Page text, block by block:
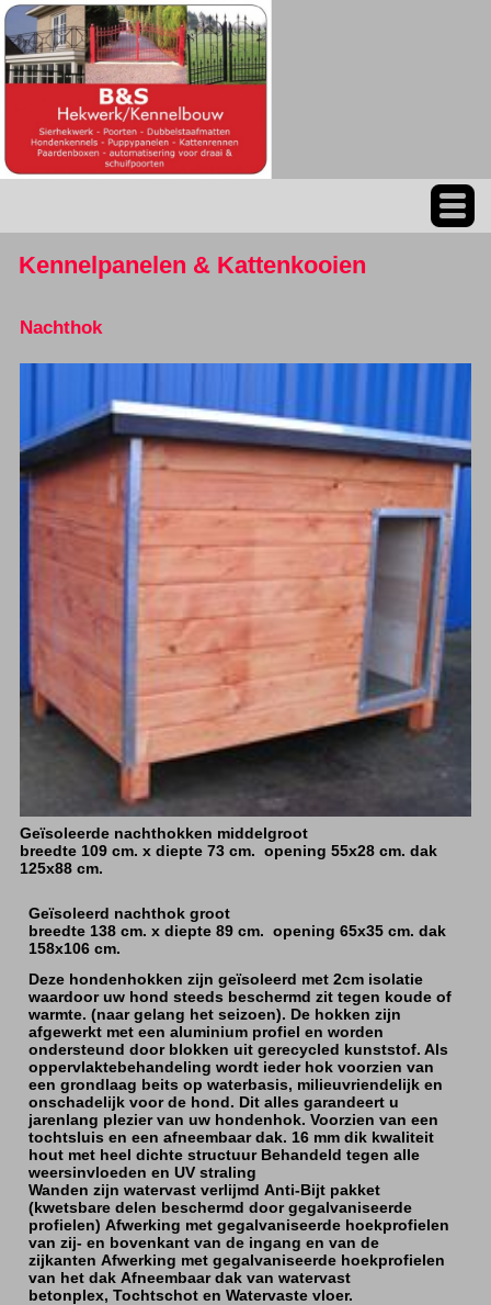
Kennelpanelen & Kattenkooien
Nachthok
Geïsoleerde nachthokken middelgroot
breedte 109 cm. x diepte 73 cm. opening 55x28 cm. dak
125x88 cm.
Geïsoleerd nachthok groot
breedte 138 cm. x diepte 89 cm. opening 65x35 cm. dak
158x106 cm.
Deze hondenhokken zijn geïsoleerd met 2cm isolatie
waardoor uw hond steeds beschermd zit tegen koude of
warmte. (naar gelang het seizoen). De hokken zijn
afgewerkt met een aluminium profiel en worden
ondersteund door blokken uit gerecycled kunststof. Als
oppervlaktebehandeling wordt ieder hok voorzien van
een grondlaag beits op waterbasis, milieuvriendelijk en
onschadelijk voor de hond. Dit alles garandeert u
jarenlang plezier van uw hondenhok. Voorzien van een
tochtsluis en een afneembaar dak. 16 mm dik kwaliteit
hout met heel dichte structuur Behandeld tegen alle
weersinvloeden en UV straling
Wanden zijn watervast verlijmd Anti-Bijt pakket
(kwetsbare delen beschermd door gegalvaniseerde
profielen) Afwerking met gegalvaniseerde hoekprofielen
van zij- en bovenkant van de ingang en van de
zijkanten Afwerking met gegalvaniseerde hoekprofielen
van het dak Afneembaar dak van watervast
betonplex, Tochtschot en Watervaste vloer.